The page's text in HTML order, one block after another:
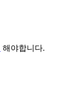
해야합니다.